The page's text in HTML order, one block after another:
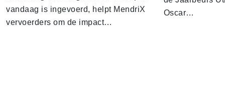
vandaag is ingevoerd, helpt MendriX
vervoerders om de impact…
Oscar…